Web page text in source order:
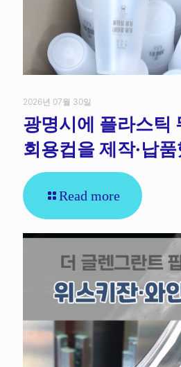
2026년 07월 30일
광명시에 플라스틱
회용컵을 제작·납
Read more